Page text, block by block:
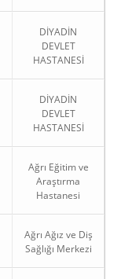
DİYADİN
DEVLET
HASTANESİ
DİYADİN
DEVLET
HASTANESİ
Ağrı Eğitim ve
Araştırma
Hastanesi
Ağrı Ağız ve Diş
Sağlığı Merkezi